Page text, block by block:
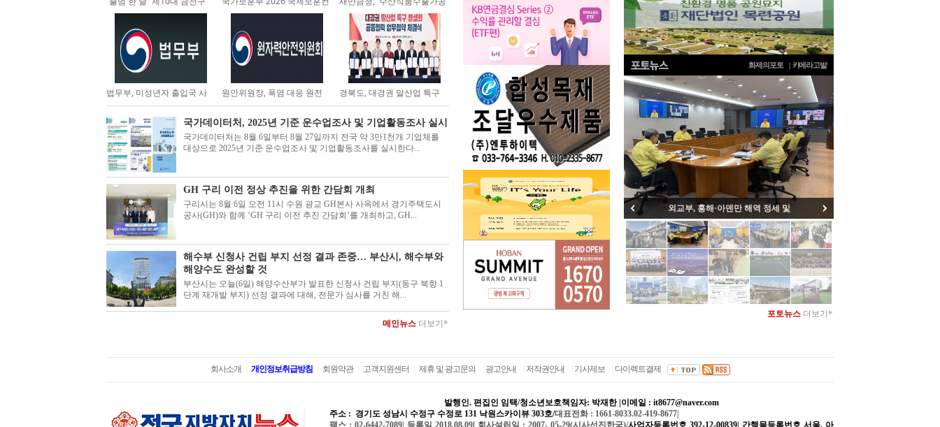
의...
퍼런...
종...
법무부, 미성년자 출입국 사
실 ...
원안위원장, 폭염 대응 원전
현...
경북도, 대경권 말산업 특구
활...
국가데이터처, 2025년 기준 운수업조사 및 기업활동조사 실시
국가데이터처는 8월 6일부터 8월 27일까지 전국 약 3만1천개 기업체를
대상으로 2025년 기준 운수업조사 및 기업활동조사를 실시한다...
GH 구리 이전 정상 추진을 위한 간담회 개최
구리시는 8월 6일 오전 11시 수원 광교 GH본사 사옥에서 경기주택도시
공사(GH)와 함께 ‘GH 구리 이전 추진 간담회’를 개최하고, GH...
해수부 신청사 건립 부지 선정 결과 존중… 부산시, 해수부와
해양수도 완성할 것
부산시는 오늘(6일) 해양수산부가 발표한 신청사 건립 부지(동구 북항 1
단계 재개발 부지) 선정 결과에 대해, 전문가 심사를 거친 해...
메인뉴스 더보기 ▶
화제의포토 | 카메라고발
이재명 대통령, 제42차 수석보좌관회
포토뉴스 더보기 ▶
회사소개 개인정보취급방침 회원약관 고객지원센터 제휴 및 광고문의 광고안내 저작권안내 기사제보 다이렉트결제
발행인. 편집인 임택/청소년보호책임자: 박재한 | 이메일 : it8677@naver.com
주소 : 경기도 성남시 수정구 수정로 131 낙원스카이뷰 303호/대표전화 : 1661-8033.02-419-8677|
팩스 : 02-6442-7089| 등록일 2018.08.09 회사설립일 : 2007- 05-29(시사선진한국)/사업자등록번호 392-12-00839| 간행물등록번호 서울, 아